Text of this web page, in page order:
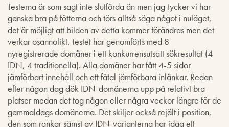
Testerna är som sagt inte slutförda än men jag tycker vi har
ganska bra på fötterna och törs alltså säga något i nuläget,
det är möjligt att bilden av detta kommer förändras men det
verkar osannolikt. Testet har genomförts med 8
nyregistrerade domäner i ett konkurrensutsatt sökresultat (4
IDN, 4 traditionella). Alla domäner har fått 4-5 sidor
jämförbart innehåll och ett fåtal jämförbara inlänkar. Redan
efter någon dag dök IDN-domänerna upp på relativt bra
platser medan det tog någon eller några veckor längre för de
gammaldags domänerna. Det skiljer också rejält i position,
den som rankar sämst av IDN-varianterna har idag ett